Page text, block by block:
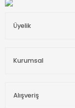
Üyelik
Kurumsal
Alışveriş